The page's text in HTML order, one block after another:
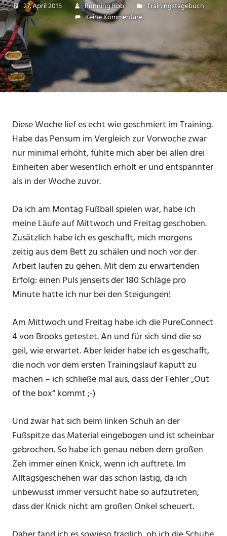
27. April 2015 Running Rob
Trainingstagebuch
Keine Kommentare
Diese Woche lief es echt wie geschmiert im Training.
Habe das Pensum im Vergleich zur Vorwoche zwar
nur minimal erhöht, fühlte mich aber bei allen drei
Einheiten aber wesentlich erholt er und entspannter
als in der Woche zuvor.
Da ich am Montag Fußball spielen war, habe ich
meine Läufe auf Mittwoch und Freitag geschoben.
Zusätzlich habe ich es geschafft, mich morgens
zeitig aus dem Bett zu schälen und noch vor der
Arbeit laufen zu gehen. Mit dem zu erwartenden
Erfolg: einen Puls jenseits der 180 Schläge pro
Minute hatte ich nur bei den Steigungen!
Am Mittwoch und Freitag habe ich die PureConnect
4 von Brooks getestet. An und für sich sind die so
geil, wie erwartet. Aber leider habe ich es geschafft,
die noch vor dem ersten Trainingslauf kaputt zu
machen – ich schließe mal aus, dass der Fehler „Out
of the box“ kommt ;-)
Und zwar hat sich beim linken Schuh an der
Fußspitze das Material eingebogen und ist scheinbar
gebrochen. So habe ich genau neben dem großen
Zeh immer einen Knick, wenn ich auftrete. Im
Alltagsgeschehen war das schon lästig, da ich
unbewusst immer versucht habe so aufzutreten,
dass der Knick nicht am großen Onkel scheuert.